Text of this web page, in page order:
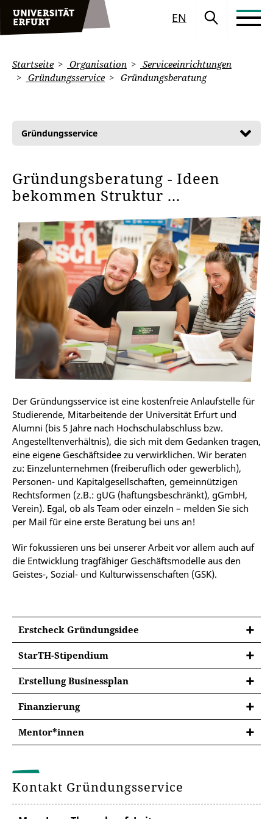
EN
Startseite Organisation
Serviceeinrichtungen
Gründungsservice
Gründungsberatung
Gründungsservice
Gründungsberatung - Ideen
bekommen Struktur ...
Der Gründungsservice ist eine kostenfreie Anlaufstelle für
Studierende, Mitarbeitende der Universität Erfurt und
Alumni (bis 5 Jahre nach Hochschulabschluss bzw.
Angestelltenverhältnis), die sich mit dem Gedanken tragen,
eine eigene Geschäftsidee zu verwirklichen. Wir beraten
zu: Einzelunternehmen (freiberuflich oder gewerblich),
Personen- und Kapitalgesellschaften, gemeinnützigen
Rechtsformen (z.B.: gUG (haftungsbeschränkt), gGmbH,
Verein). Egal, ob als Team oder einzeln – melden Sie sich
per Mail für eine erste Beratung bei uns an!
Wir fokussieren uns bei unserer Arbeit vor allem auch auf
die Entwicklung tragfähiger Geschäftsmodelle aus den
Geistes-, Sozial- und Kulturwissenschaften (GSK).
Erstcheck Gründungsidee
StarTH-Stipendium
StarTH-Gründungsstipendium für
Studierende und Wiss.
Mitarbeiter:innen
Erstellung Businessplan
Support beim Geschäftsmodell für Ideen mit
Wirkung?
Finanzierung
Finanzielle Unterstützung gesucht?
Mentor*innen
Kontakt Gründungsservice